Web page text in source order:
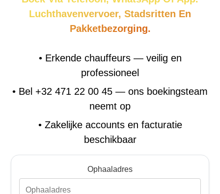
Luchthavenvervoer, Stadsritten En
Pakketbezorging.
• Erkende chauffeurs — veilig en
professioneel
• Bel +32 471 22 00 45 — ons boekingsteam
neemt op
• Zakelijke accounts en facturatie
beschikbaar
Ophaaladres